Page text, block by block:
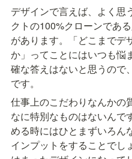
デザインで言えば、よく思
クトの100%クローンであ
があります。「どこまでデ
か」ってことにはいつも悩
確な答えはないと思うので
です。
仕事上のこだわりなんかの
なに特別なものはないんで
める時にはひとまずいろん
インプットをすることでし